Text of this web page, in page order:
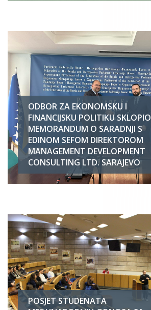
ODBOR ZA EKONOMSKU I
FINANCIJSKU POLITIKU SKLOPIO
MEMORANDUM O SARADNJI S
EDINOM SEFOM DIREKTOROM
MANAGEMENT DEVELOPMENT
CONSULTING LTD. SARAJEVO
POSJET STUDENATA